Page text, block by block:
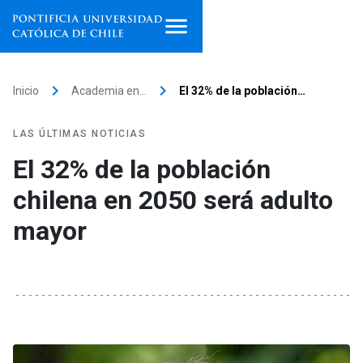
institutos
Investigación
Extensión
Inicio keyboard_arrow_right Academia en… keyboard_arrow_right El 32% de la población…
LAS ÚLTIMAS NOTICIAS
El 32% de la población
chilena en 2050 será adulto
mayor